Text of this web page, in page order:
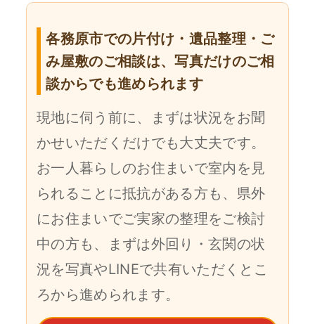
各務原市での片付け・遺品整理・ご
み屋敷のご相談は、写真だけのご相
談からでも進められます
現地に伺う前に、まずは状況をお聞
かせいただくだけでも大丈夫です。
お一人暮らしのお住まいで室内を見
られることに抵抗がある方も、県外
にお住まいでご実家の整理をご検討
中の方も、まずは外回り・玄関の状
況を写真やLINEで共有いただくとこ
ろから進められます。